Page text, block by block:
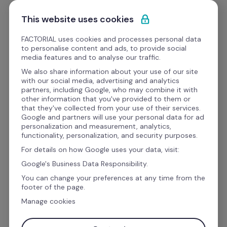
Ir al contenido
Empieza gratis
Webinars
Partners
¡Vacaciones dignas! La
cara más humana de la
reforma y su impacto en
el bienestar.
A partir del 2023,
podrán disfrutar desde el primer año de
This website uses cookies
FACTORIAL uses cookies and processes personal data
to personalise content and ads, to provide social
media features and to analyse our traffic.
We also share information about your use of our site
with our social media, advertising and analytics
partners, including Google, who may combine it with
other information that you've provided to them or
that they've collected from your use of their services.
Google and partners will use your personal data for ad
personalization and measurement, analytics,
functionality, personalization, and security purposes.
For details on how Google uses your data, visit:
Google's Business Data Responsibility.
You can change your preferences at any time from the
footer of the page.
Manage cookies